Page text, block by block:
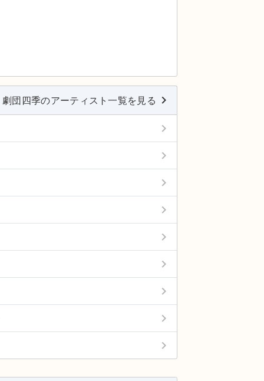
劇団四季のアーティスト一覧を見る keyboard_arrow_right
keyboard_arrow_right
keyboard_arrow_right
keyboard_arrow_right
keyboard_arrow_right
keyboard_arrow_right
keyboard_arrow_right
keyboard_arrow_right
keyboard_arrow_right
keyboard_arrow_right